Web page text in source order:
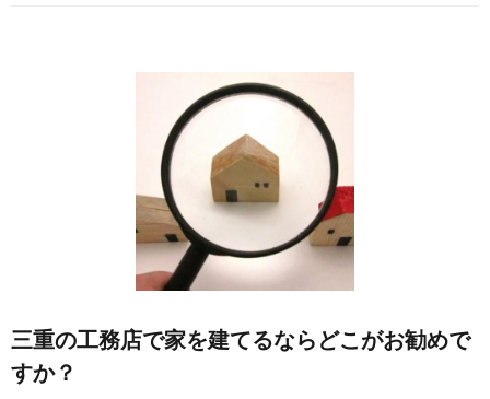
三重の工務店で家を建てるならどこがお勧めで
すか？